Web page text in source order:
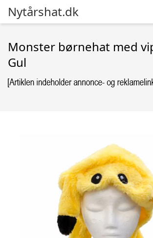
Nytårshat.dk
Monster børnehat med
Gul